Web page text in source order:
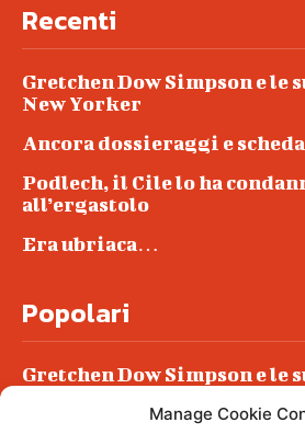
Manage Cookie
Recenti
Gretchen Dow Simpson e le
New Yorker
Ancora dossieraggi e
Podlech, il Cile lo ha
all’ergastolo
Era ubriaca…
Popolari
Gretchen Dow Simpson e le